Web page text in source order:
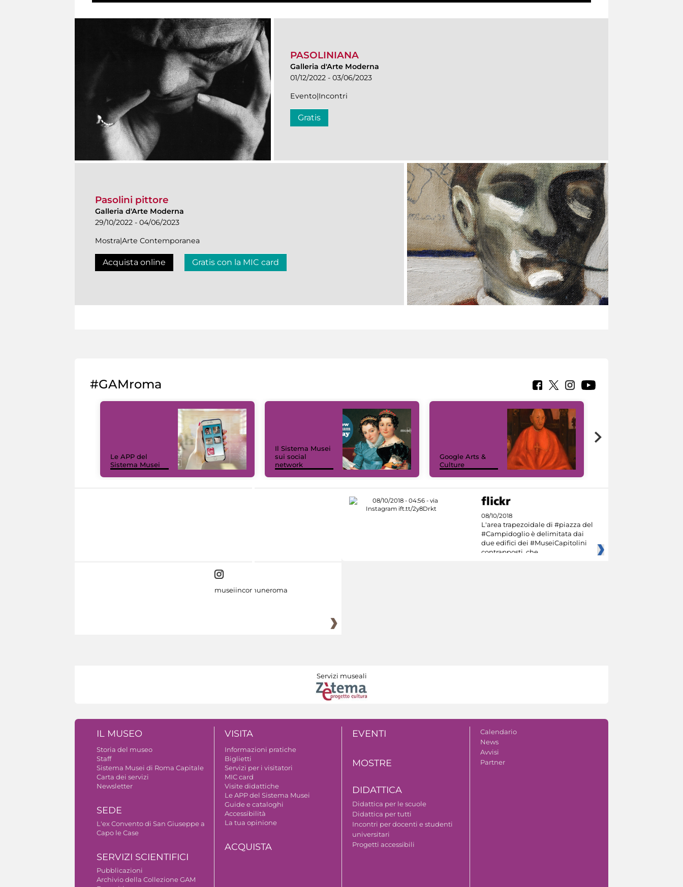
PASOLINIANA
Galleria d'Arte Moderna
01/12/2022 - 03/06/2023
Evento|Incontri
Gratis
Pasolini pittore
Galleria d'Arte Moderna
29/10/2022 - 04/06/2023
Mostra|Arte Contemporanea
Acquista online Gratis con la MIC card
#GAMroma
Le APP del
Sistema Musei
Il Sistema Musei
sui social
network
Google Arts &
Culture
08/10/2018
L'area trapezoidale di #piazza del
#Campidoglio è delimitata dai
due edifici dei #MuseiCapitolini
contrapposti, che
museiincomuneroma
Servizi museali
IL MUSEO
Storia del museo
Staff
Sistema Musei di Roma Capitale
Carta dei servizi
Newsletter
SEDE
L'ex Convento di San Giuseppe a
Capo le Case
SERVIZI SCIENTIFICI
Pubblicazioni
Archivio della Collezione GAM
VISITA
Informazioni pratiche
Biglietti
Servizi per i visitatori
MIC card
Visite didattiche
Le APP del Sistema Musei
Guide e cataloghi
Accessibilità
La tua opinione
ACQUISTA
EVENTI
MOSTRE
DIDATTICA
Didattica per le scuole
Didattica per tutti
Incontri per docenti e studenti
universitari
Progetti accessibili
Calendario
News
Avvisi
Partner